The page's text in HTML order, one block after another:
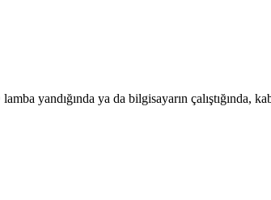
yandığında ya da bilgisayarın